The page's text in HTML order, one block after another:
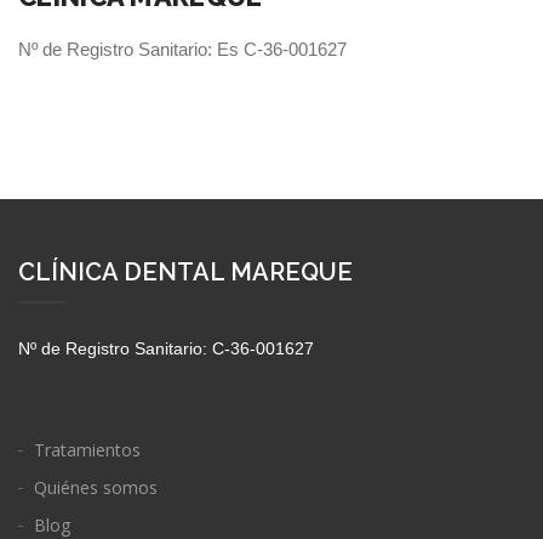
Nº de Registro Sanitario: Es C-36-001627
CLÍNICA DENTAL MAREQUE
Nº de Registro Sanitario: C-36-001627
Tratamientos
Quiénes somos
Blog